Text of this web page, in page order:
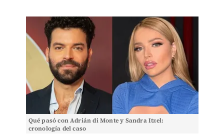
Qué pasó con Adrián di Monte y Sandra Itzel:
cronología del caso